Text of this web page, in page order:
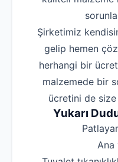
Şirketimiz
gelip hemen
herhangi bir ücret
malzemede bir
ücretini de
Yukarı
‌Ana